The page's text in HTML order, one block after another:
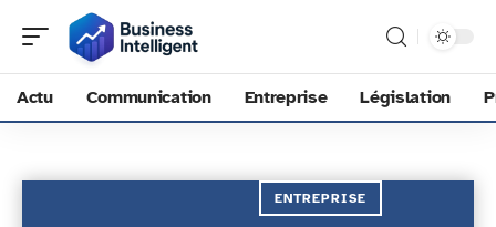
Actu Communication Entreprise Législation
ENTREPRISE